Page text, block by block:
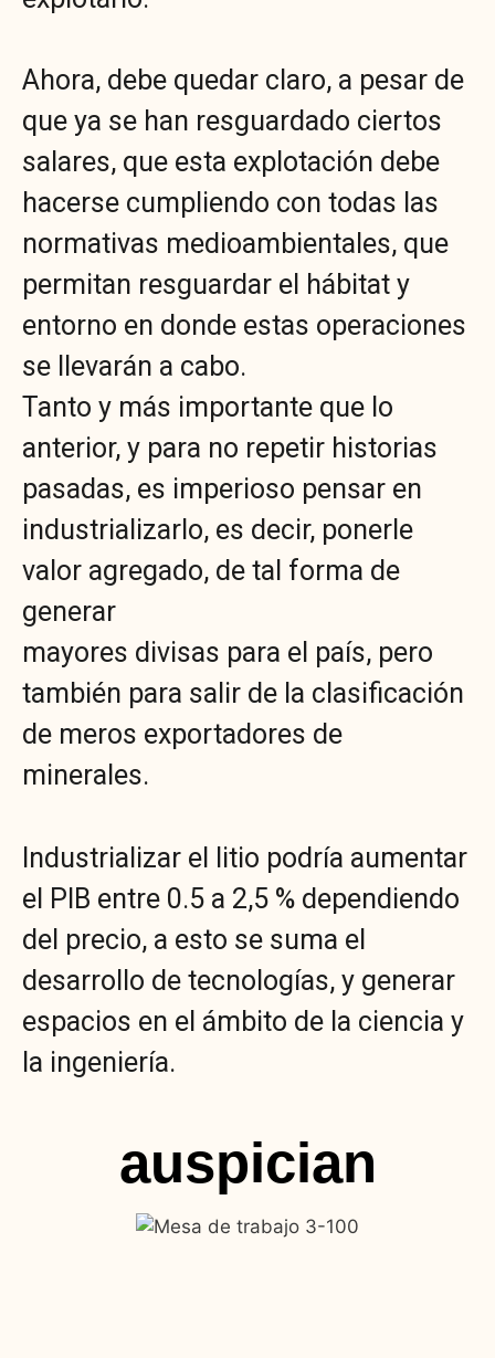
Ahora, debe quedar claro, a pesar de
que ya se han resguardado ciertos
salares, que esta explotación debe
hacerse cumpliendo con todas las
normativas medioambientales, que
permitan resguardar el hábitat y
entorno en donde estas operaciones
se llevarán a cabo.
Tanto y más importante que lo
anterior, y para no repetir historias
pasadas, es imperioso pensar en
industrializarlo, es decir, ponerle
valor agregado, de tal forma de
generar
mayores divisas para el país, pero
también para salir de la clasificación
de meros exportadores de
minerales.
Industrializar el litio podría aumentar
el PIB entre 0.5 a 2,5 % dependiendo
del precio, a esto se suma el
desarrollo de tecnologías, y generar
espacios en el ámbito de la ciencia y
la ingeniería.
auspician